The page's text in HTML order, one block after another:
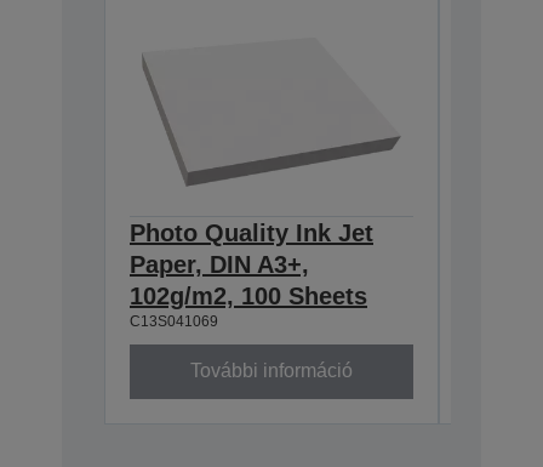
Photo Quality Ink Jet
Paper, DIN A3+,
102g/m2, 100 Sheets
C13S041069
További információ